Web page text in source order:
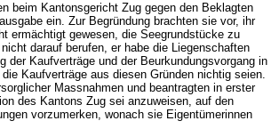
beim Kantonsgericht Zug gegen den Beklagten
ein. Zur Begründung brachten sie vor, ihr
ermächtigt gewesen, die Seegrundstücke zu
darauf berufen, er habe die Liegenschaften
der Kaufverträge und der Beurkundungsvorgang in
Kaufverträge aus diesen Gründen nichtig seien.
Massnahmen und beantragten in erster
des Kantons Zug sei anzuweisen, auf den
vorzumerken, wonach sie Eigentümerinnen